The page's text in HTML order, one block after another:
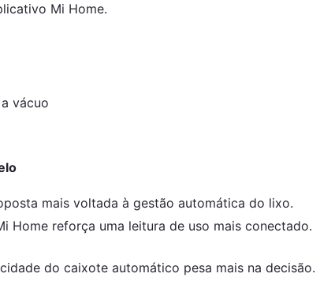
Mi Home.
vácuo
mais voltada à gestão automática do lixo.
Home reforça uma leitura de uso mais conectado.
do caixote automático pesa mais na decisão.